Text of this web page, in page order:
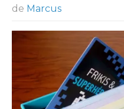
de Marcus